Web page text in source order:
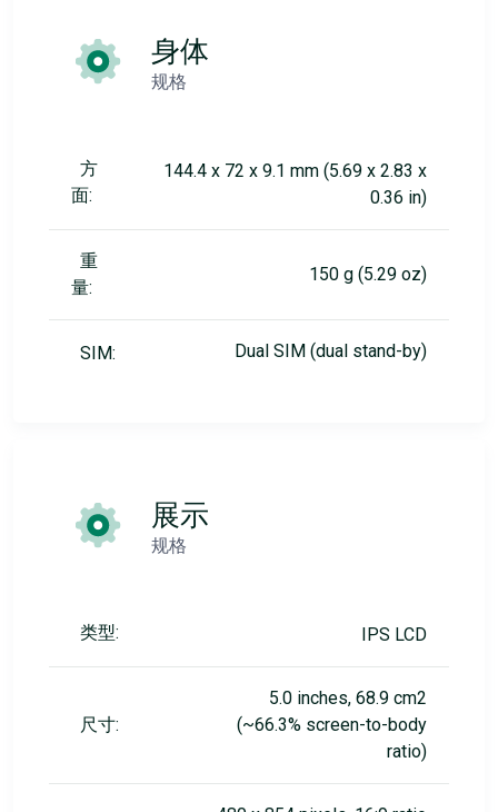
身体
规格
方
面:
144.4 x 72 x 9.1 mm (5.69 x 2.83 x
0.36 in)
重
量:
150 g (5.29 oz)
SIM: Dual SIM (dual stand-by)
展示
规格
类型: IPS LCD
尺寸:
5.0 inches, 68.9 cm2
(~66.3% screen-to-body
ratio)